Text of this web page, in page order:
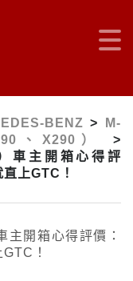
BENZ >
M-
、X290）
>
車主開箱心得評
上GTC！